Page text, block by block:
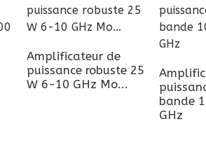
Amplificateur de
puissance robuste 25
W 6-10 GHz Mo...
bande
GHz